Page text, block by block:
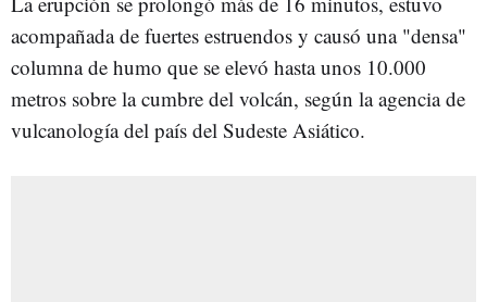
acompañada de fuertes estruendos y causó una "densa"
columna de humo que se elevó hasta unos 10.000
metros sobre la cumbre del volcán, según la agencia de
vulcanología del país del Sudeste Asiático.